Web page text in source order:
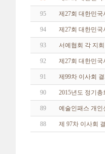
95 제27회 대한민
94 제27회 대한민
93 서예협회 각 지
92 제27회 대한민
91 제99차 이사회
90 2015년도 정기총
89 예술인패스 개인
88 제 97차 이사회